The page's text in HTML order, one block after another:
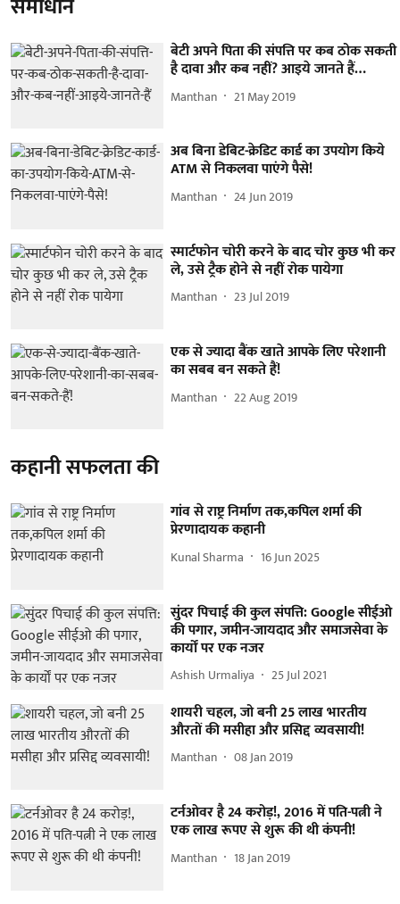
समाधान
बेटी अपने पिता की संपत्ति पर कब ठोक सकती
है दावा और कब नहीं? आइये जानते हैं…
Manthan 21 May 2019
अब बिना डेबिट-क्रेडिट कार्ड का उपयोग किये
ATM से निकलवा पाएंगे पैसे!
Manthan 24 Jun 2019
स्मार्टफोन चोरी करने के बाद चोर कुछ भी कर
ले, उसे ट्रैक होने से नहीं रोक पायेगा
Manthan 23 Jul 2019
एक से ज्यादा बैंक खाते आपके लिए परेशानी
का सबब बन सकते हैं!
Manthan 22 Aug 2019
कहानी सफलता की
गांव से राष्ट्र निर्माण तक,कपिल शर्मा की
प्रेरणादायक कहानी
Kunal Sharma 16 Jun 2025
सुंदर पिचाई की कुल संपत्ति: Google सीईओ
की पगार, जमीन-जायदाद और समाजसेवा के
कार्यों पर एक नजर
Ashish Urmaliya 25 Jul 2021
शायरी चहल, जो बनी 25 लाख भारतीय
औरतों की मसीहा और प्रसिद्द व्यवसायी!
Manthan 08 Jan 2019
टर्नओवर है 24 करोड़!, 2016 में पति-पत्नी ने
एक लाख रूपए से शुरू की थी कंपनी!
Manthan 18 Jan 2019